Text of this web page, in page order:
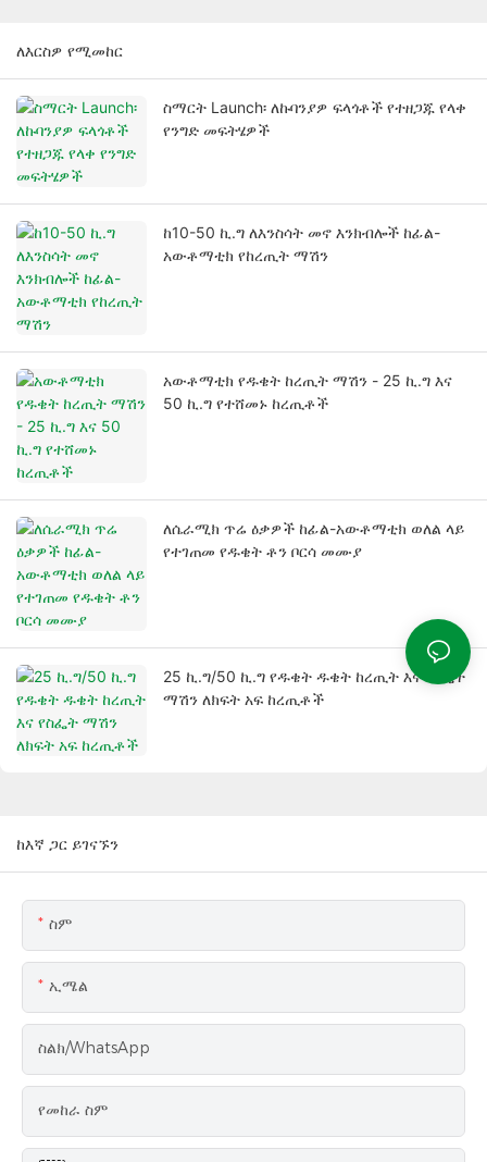
ለእርስዎ የሚመከር
ስማርት Launch፡ ለኩባንያዎ ፍላጎቶች የተዘጋጁ የላቀ
የንግድ መፍትሄዎች
ከ10-50 ኪ.ግ ለእንስሳት መኖ እንክብሎች ከፊል-
አውቶማቲክ የከረጢት ማሽን
አውቶማቲክ የዱቄት ከረጢት ማሽን - 25 ኪ.ግ እና
50 ኪ.ግ የተሸመኑ ከረጢቶች
ለሴራሚክ ጥሬ ዕቃዎች ከፊል-አውቶማቲክ ወለል ላይ
የተገጠመ የዱቄት ቶን ቦርሳ መሙያ
25 ኪ.ግ/50 ኪ.ግ የዱቄት ዱቄት ከረጢት እና የስፌት
ማሽን ለክፍት አፍ ከረጢቶች
ከእኛ ጋር ይገናኙን
ስም
ኢሜል
ስልክ/WhatsApp
የመከራ ስም